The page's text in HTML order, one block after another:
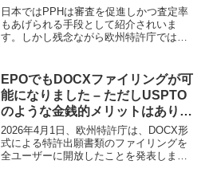
日本ではPPHは審査を促進しかつ査定率
もあげられる手段として紹介されいま
す。しかし残念ながら欧州特許庁ではそ
み合っていないからです。まずは欧州特
許庁におけるPPHの要...
EPOでもDOCXファイリングが可
能になりました – ただしUSPTO
のような金銭的メリットはありま
せん
2026年4月1日、欧州特許庁は、DOCX形
式による特許出願書類のファイリングを
全ユーザーに開放したことを発表しまし